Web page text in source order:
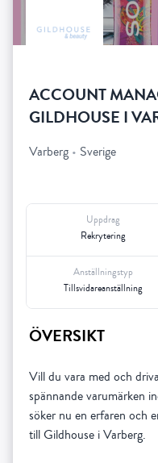
ACCOUNT
GILDHOUSE I
Varberg • Sverige
Rekrytering
Uppdrag
Tillsvidareanställning
Anställningstyp
ÖVERSIKT
Vill du vara med och
spännande varumärken
söker nu en erfaren och
till Gildhouse i Varberg.